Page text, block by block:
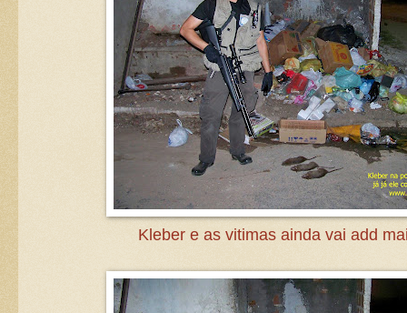
Kleber e as vitimas ainda vai add